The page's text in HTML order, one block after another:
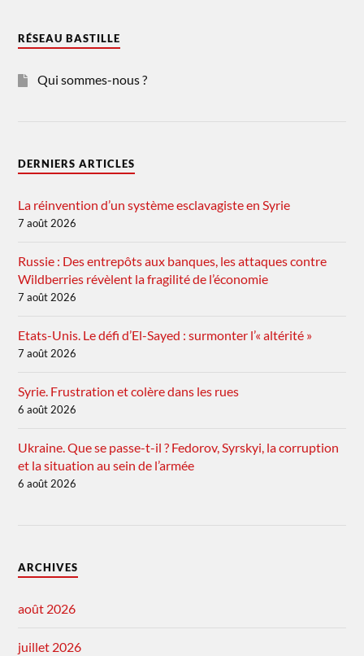
RÉSEAU BASTILLE
Qui sommes-nous ?
DERNIERS ARTICLES
La réinvention d’un système esclavagiste en Syrie
7 août 2026
Russie : Des entrepôts aux banques, les attaques contre
Wildberries révèlent la fragilité de l’économie
7 août 2026
Etats-Unis. Le défi d’El-Sayed : surmonter l’« altérité »
7 août 2026
Syrie. Frustration et colère dans les rues
6 août 2026
Ukraine. Que se passe-t-il ? Fedorov, Syrskyi, la corruption
et la situation au sein de l’armée
6 août 2026
ARCHIVES
août 2026
juillet 2026